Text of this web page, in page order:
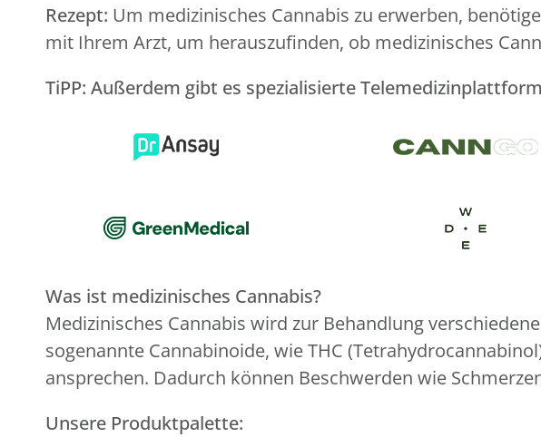
Rezept: Um medizinisches Cannabis zu erwerben,
mit Ihrem Arzt, um herauszufinden, ob medizinisches
TiPP: Außerdem gibt es spezialisierte
Was ist medizinisches Cannabis?
Medizinisches Cannabis wird zur Behandlung
sogenannte Cannabinoide, wie THC
ansprechen. Dadurch können Beschwerden wie
Unsere Produktpalette: